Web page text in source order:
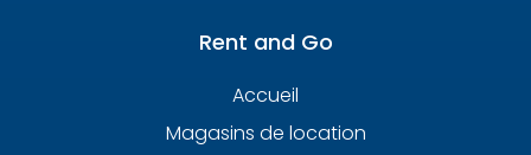
Rent and Go
Accueil
Magasins de location